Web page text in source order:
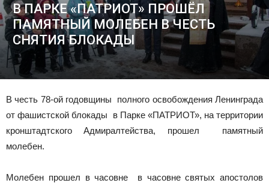
собор
В ПАРКЕ «ПАТРИОТ» ПРОШЁЛ
ПАМЯТНЫЙ МОЛЕБЕН В ЧЕСТЬ
СНЯТИЯ БЛОКАДЫ
В честь 78-ой годовщины полного освобождения Ленинграда
от фашистской блокады в Парке «ПАТРИОТ», на территории
кронштадтского Адмиралтейства, прошел памятный
молебен.
Молебен прошел в часовне в часовне святых апостолов